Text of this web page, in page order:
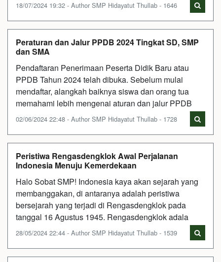
18/07/2024 19:32 - Author SMP Hidayatut Thullab - 1646
Peraturan dan Jalur PPDB 2024 Tingkat SD, SMP
dan SMA
Pendaftaran Penerimaan Peserta Didik Baru atau
PPDB Tahun 2024 telah dibuka. Sebelum mulai
mendaftar, alangkah baiknya siswa dan orang tua
memahami lebih mengenai aturan dan jalur PPDB
02/06/2024 22:48 - Author SMP Hidayatut Thullab - 1728
Peristiwa Rengasdengklok Awal Perjalanan
Indonesia Menuju Kemerdekaan
Halo Sobat SMP! Indonesia kaya akan sejarah yang
membanggakan, di antaranya adalah peristiwa
bersejarah yang terjadi di Rengasdengklok pada
tanggal 16 Agustus 1945. Rengasdengklok adala
28/05/2024 22:44 - Author SMP Hidayatut Thullab - 1539